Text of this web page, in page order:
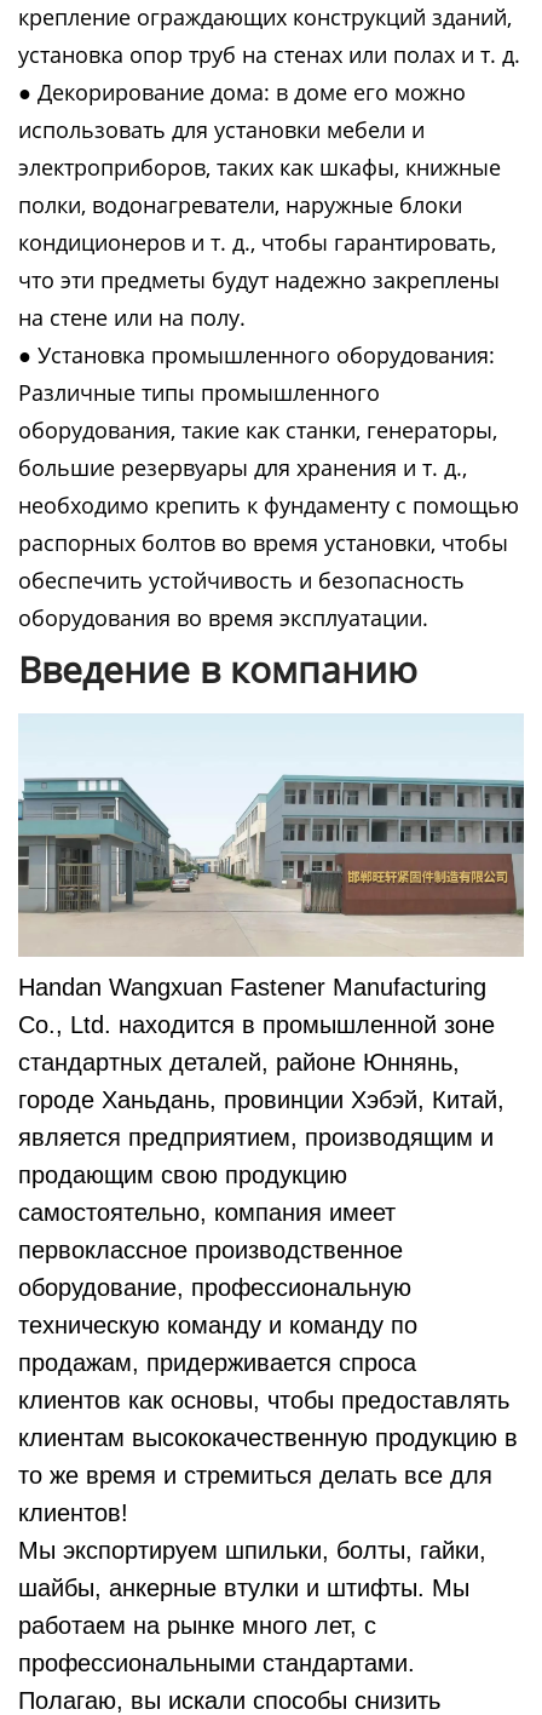
крепление ограждающих конструкций зданий,
установка опор труб на стенах или полах и т. д.
● Декорирование дома: в доме его можно
использовать для установки мебели и
электроприборов, таких как шкафы, книжные
полки, водонагреватели, наружные блоки
кондиционеров и т. д., чтобы гарантировать,
что эти предметы будут надежно закреплены
на стене или на полу.
● Установка промышленного оборудования:
Различные типы промышленного
оборудования, такие как станки, генераторы,
большие резервуары для хранения и т. д.,
необходимо крепить к фундаменту с помощью
распорных болтов во время установки, чтобы
обеспечить устойчивость и безопасность
оборудования во время эксплуатации.
Введение в компанию
Handan Wangxuan Fastener Manufacturing
Co., Ltd. находится в промышленной зоне
стандартных деталей, районе Юннянь,
городе Ханьдань, провинции Хэбэй, Китай,
является предприятием, производящим и
продающим свою продукцию
самостоятельно, компания имеет
первоклассное производственное
оборудование, профессиональную
техническую команду и команду по
продажам, придерживается спроса
клиентов как основы, чтобы предоставлять
клиентам высококачественную продукцию в
то же время и стремиться делать все для
клиентов!
Мы экспортируем шпильки, болты, гайки,
шайбы, анкерные втулки и штифты. Мы
работаем на рынке много лет, с
профессиональными стандартами.
Полагаю, вы искали способы снизить